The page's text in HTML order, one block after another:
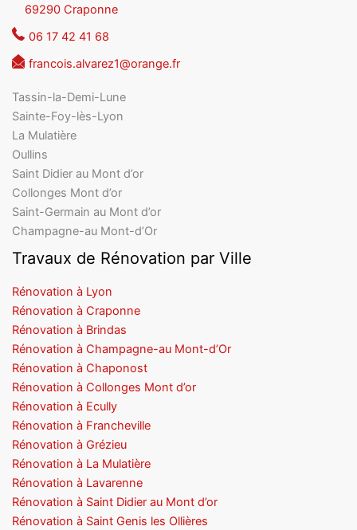
69290 Craponne
06 17 42 41 68
francois.alvarez1@orange.fr
Tassin-la-Demi-Lune
Sainte-Foy-lès-Lyon
La Mulatière
Oullins
Saint Didier au Mont d’or
Collonges Mont d’or
Saint-Germain au Mont d’or
Champagne-au Mont-d’Or
Travaux de Rénovation par Ville
Rénovation à Lyon
Rénovation à Craponne
Rénovation à Brindas
Rénovation à Champagne-au Mont-d’Or
Rénovation à Chaponost
Rénovation à Collonges Mont d’or
Rénovation à Ecully
Rénovation à Francheville
Rénovation à Grézieu
Rénovation à La Mulatière
Rénovation à Lavarenne
Rénovation à Saint Didier au Mont d’or
Rénovation à Saint Genis les Ollières